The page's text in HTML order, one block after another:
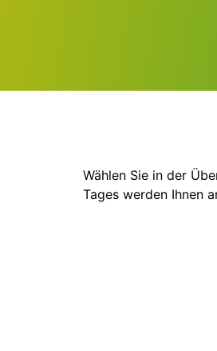
Wählen Sie in der
Tages werden Ihnen